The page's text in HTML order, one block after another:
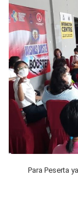
Para Peserta